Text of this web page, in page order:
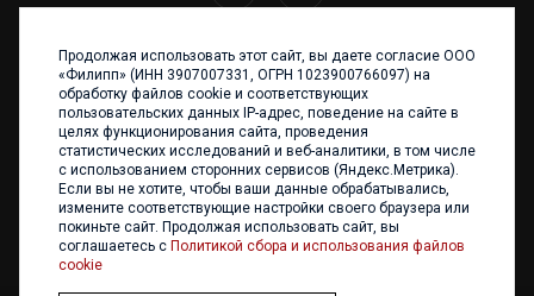
+7 (4012) 960 898
236017 Калининград,
ул. Каштановая аллея, 47
Телефон: +7 4012 960 898,
+7 4012 960 856
Написать нам
Продолжая использовать этот сайт, вы даете согласие ООО
«Филипп» (ИНН 3907007331, ОГРН 1023900766097) на
обработку файлов cookie и соответствующих
пользовательских данных IP-адрес, поведение на сайте в
целях функционирования сайта, проведения
статистических исследований и веб-аналитики, в том числе
с использованием сторонних сервисов (Яндекс.Метрика).
Если вы не хотите, чтобы ваши данные обрабатывались,
измените соответствующие настройки своего браузера или
покиньте сайт. Продолжая использовать сайт, вы
соглашаетесь с Политикой сбора и использования файлов
cookie